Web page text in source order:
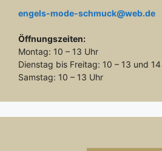
engels-mode-schmuck@web.de
Öffnungszeiten:
Montag: 10 – 13 Uhr
Dienstag bis Freitag: 10 – 13 und 14
Samstag: 10 – 13 Uhr